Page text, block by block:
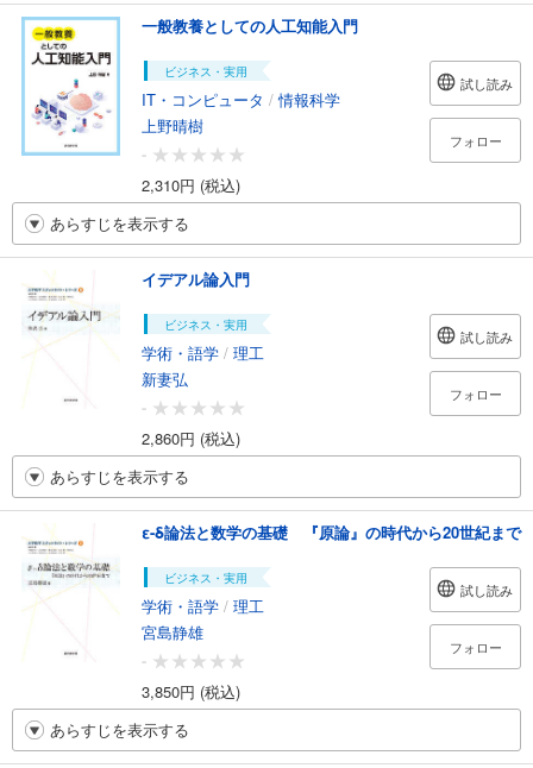
一般教養としての人工知能入門
ビジネス・実用
IT・コンピュータ /情報科学
上野晴樹
-
2,310円 (税込)
試し読み
フォロー
あらすじを表示する
イデアル論入門
ビジネス・実用
学術・語学 / 理工
新妻弘
-
2,860円 (税込)
試し読み
フォロー
あらすじを表示する
ε-δ論法と数学の基礎 『原論』の時代から20世紀まで
ビジネス・実用
学術・語学 / 理工
宮島静雄
-
3,850円 (税込)
試し読み
フォロー
あらすじを表示する